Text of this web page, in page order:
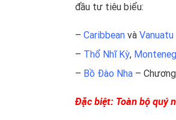
đầu tư tiêu biểu:
– Caribbean và Vanuatu
– Thổ Nhĩ Kỳ,
– Bồ Đào Nha –
Đặc biệt: Toàn bộ quý